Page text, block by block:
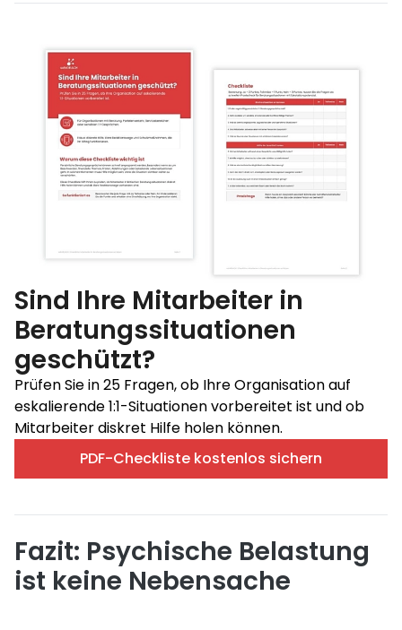
Sind Ihre Mitarbeiter in
Beratungssituationen
geschützt?
Prüfen Sie in 25 Fragen, ob Ihre Organisation auf
eskalierende 1:1-Situationen vorbereitet ist und ob
Mitarbeiter diskret Hilfe holen können.
PDF-Checkliste kostenlos sichern
Fazit: Psychische Belastung
ist keine Nebensache